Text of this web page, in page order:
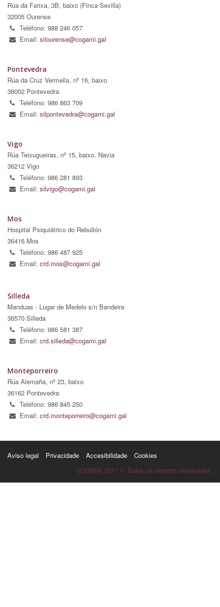
Rúa da Farixa, 3B, baixo (Finca Sevilla)
32005 Ourense
Teléfono: 988 246 057
Email: silourense@cogami.gal
Pontevedra
Rúa da Cruz Vermella, nº 16, baixo
36002 Pontevedra
Teléfono: 986 863 709
Email: silpontevedra@cogami.gal
Vigo
Rúa Teixugueiras, nº 15, baixo. Navia
36212 Vigo
Teléfono: 986 281 893
Email: silvigo@cogami.gal
Mos
Hospital Psiquiátrico do Rebullón
36416 Mos
Teléfono: 986 487 925
Email: crd.mos@cogami.gal
Silleda
Manduas - Lugar de Medelo s/n Bandeira
36570 Silleda
Teléfono: 986 581 387
Email: crd.silleda@cogami.gal
Monteporreiro
Rúa Alemaña, nº 23, baixo
36162 Pontevedra
Teléfono: 986 845 250
Email: crd.monteporreiro@cogami.gal
Aviso legal Privacidade Accesibilidade
Cookies
COGAMI 2017 © Todos os dereitos reservados.